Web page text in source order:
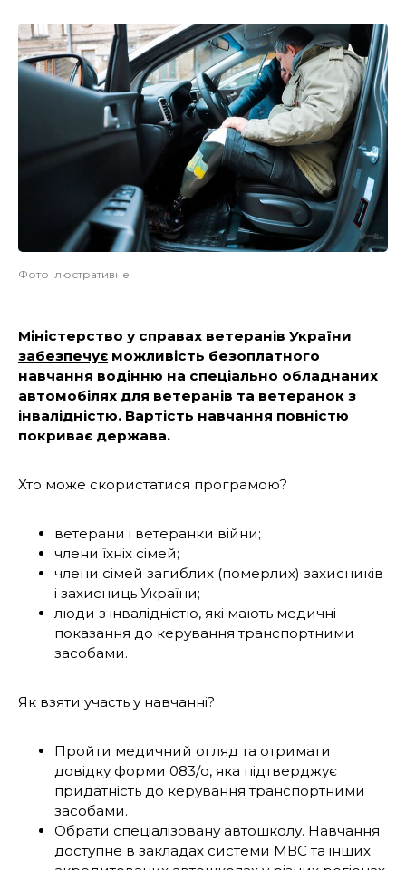
Фото ілюстративне
Міністерство у справах ветеранів України
забезпечує можливість безоплатного
навчання водінню на спеціально обладнаних
автомобілях для ветеранів та ветеранок з
інвалідністю. Вартість навчання повністю
покриває держава.
Хто може скористатися програмою?
ветерани і ветеранки війни;
члени їхніх сімей;
члени сімей загиблих (померлих) захисників
і захисниць України;
люди з інвалідністю, які мають медичні
показання до керування транспортними
засобами.
Як взяти участь у навчанні?
Пройти медичний огляд та отримати
довідку форми 083/о, яка підтверджує
придатність до керування транспортними
засобами.
Обрати спеціалізовану автошколу. Навчання
доступне в закладах системи МВС та інших